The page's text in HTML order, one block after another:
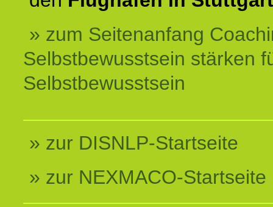
» zum Seitenanfang
Selbstbewusstsein stärken
Selbstbewusstsein
» zur DISNLP-Startseite
» zur NEXMACO-Startseite